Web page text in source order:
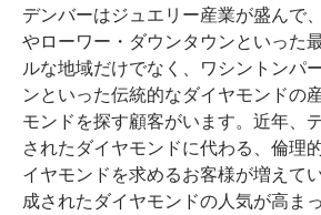
デンバーはジュエリー産業が盛んで
やローワー・ダウンタウンといった
ルな地域だけでなく、ワシントンパ
ンといった伝統的なダイヤモンドの
モンドを探す顧客がいます。近年、
されたダイヤモンドに代わる、倫理
イヤモンドを求めるお客様が増えて
成されたダイヤモンドの人気が高ま